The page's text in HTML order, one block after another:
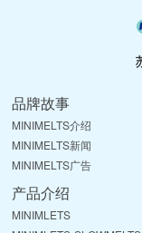
品牌故事
MINIMELTS介绍
MINIMELTS新闻
MINIMELTS广告
产品介绍
MINIMLETS